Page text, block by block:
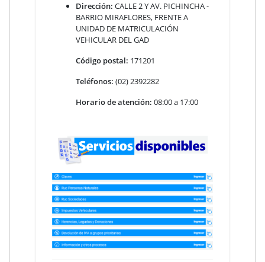
Dirección: CALLE 2 Y AV. PICHINCHA -
BARRIO MIRAFLORES, FRENTE A
UNIDAD DE MATRICULACIÓN
VEHICULAR DEL GAD
Código postal: 171201
Teléfonos: (02) 2392282
Horario de atención: 08:00 a 17:00